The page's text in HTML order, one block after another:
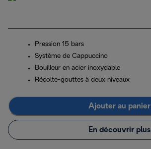
Pression 15 bars
Système de Cappuccino
Bouilleur en acier inoxydable
Récolte-gouttes à deux niveaux
Ajouter au panier
En découvrir plus